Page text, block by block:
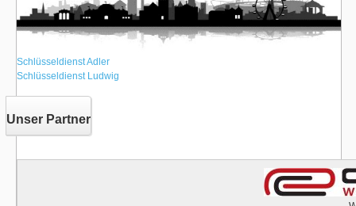
Schlüsseldienst Adler
Schlüsseldienst Ludwig
Unser Partner